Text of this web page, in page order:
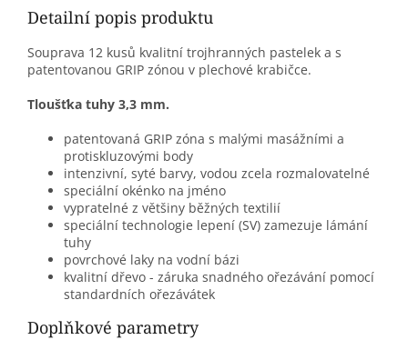
Detailní popis produktu
Souprava 12 kusů kvalitní trojhranných pastelek a s
patentovanou GRIP zónou v plechové krabičce.
Tloušťka tuhy 3,3 mm.
patentovaná GRIP zóna s malými masážními a
protiskluzovými body
intenzivní, syté barvy, vodou zcela rozmalovatelné
speciální okénko na jméno
vypratelné z většiny běžných textilií
speciální technologie lepení (SV) zamezuje lámání
tuhy
povrchové laky na vodní bázi
kvalitní dřevo - záruka snadného ořezávání pomocí
standardních ořezávátek
Doplňkové parametry